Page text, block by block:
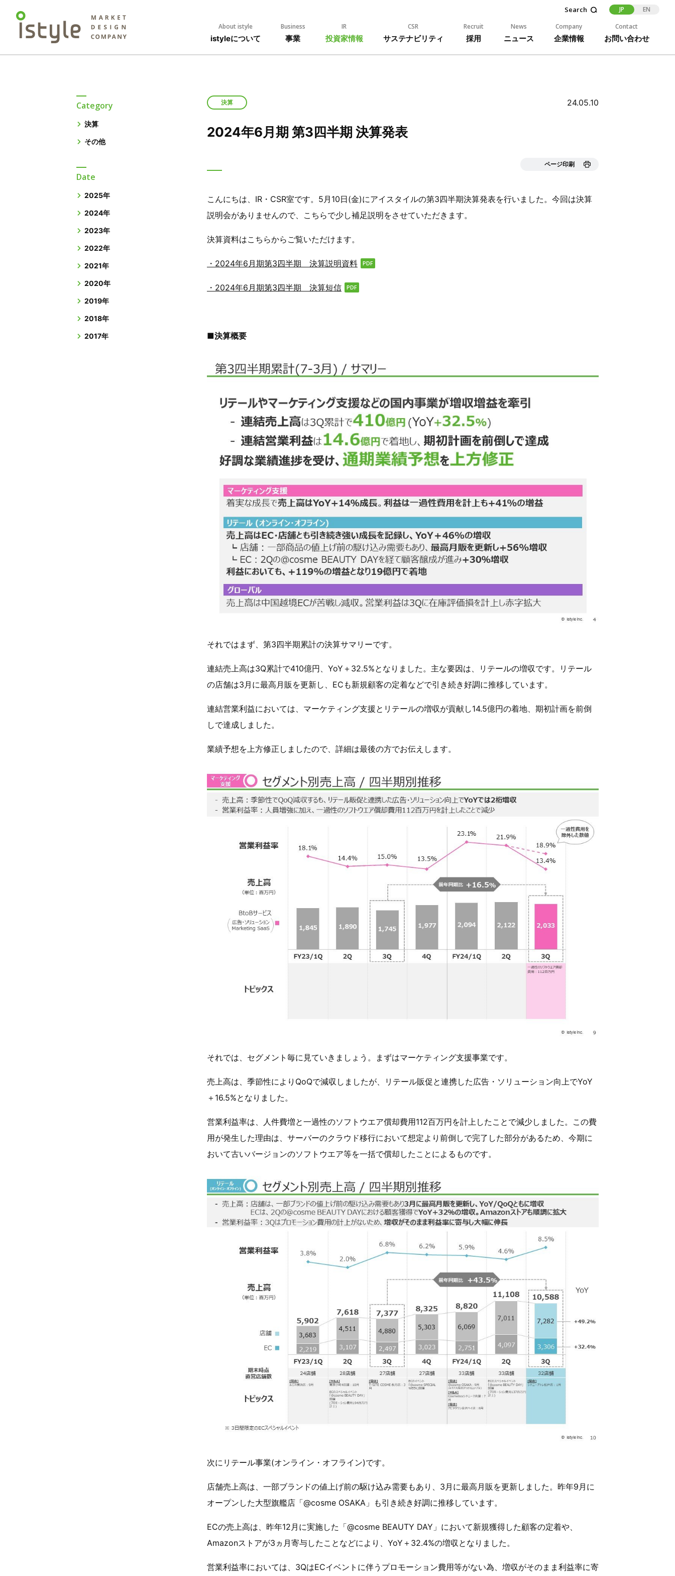
About istyle
istyleについて
Business
事業
IR
投資家情報
CSR
サステナビリティ
Recruit
採用
News
ニュース
Company
企業情報
Contact
お問い合わせ
JP EN
決算 24.05.10
2024年6月期 第3四半期 決算発表
ページ印刷
こんにちは、IR・CSR室です。5月10日(金)にアイスタイルの第3四半期決算発表を行いました。今回は決算
説明会がありませんので、こちらで少し補足説明をさせていただきます。
決算資料はこちらからご覧いただけます。
・2024年6月期第3四半期 決算説明資料
・2024年6月期第3四半期 決算短信
■決算概要
それではまず、第3四半期累計の決算サマリーです。
連結売上高は3Q累計で410億円、YoY＋32.5%となりました。主な要因は、リテールの増収です。リテール
の店舗は3月に最高月販を更新し、ECも新規顧客の定着などで引き続き好調に推移しています。
連結営業利益においては、マーケティング支援とリテールの増収が貢献し14.5億円の着地、期初計画を前倒
しで達成しました。
業績予想を上方修正しましたので、詳細は最後の方でお伝えします。
それでは、セグメント毎に見ていきましょう。まずはマーケティング支援事業です。
売上高は、季節性によりQoQで減収しましたが、リテール販促と連携した広告・ソリューション向上でYoY
＋16.5%となりました。
営業利益率は、人件費増と一過性のソフトウエア償却費用112百万円を計上したことで減少しました。この費
用が発生した理由は、サーバーのクラウド移行において想定より前倒しで完了した部分があるため、今期に
おいて古いバージョンのソフトウエア等を一括で償却したことによるものです。
次にリテール事業(オンライン・オフライン)です。
店舗売上高は、一部ブランドの値上げ前の駆け込み需要もあり、3月に最高月販を更新しました。昨年9月に
オープンした大型旗艦店「@cosme OSAKA」も引き続き好調に推移しています。
ECの売上高は、昨年12月に実施した「@cosme BEAUTY DAY」において新規獲得した顧客の定着や、
Amazonストアが3ヵ月寄与したことなどにより、YoY＋32.4%の増収となりました。
営業利益率においては、3QはECイベントに伴うプロモーション費用等がない為、増収がそのまま利益率に寄
Category
決算
その他
Date
2025年
2024年
2023年
2022年
2021年
2020年
2019年
2018年
2017年